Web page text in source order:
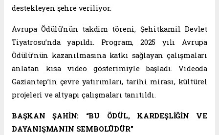
destekleyen şehre veriliyor.
Avrupa Ödülü’nün takdim töreni, Şehitkamil Devlet
Tiyatrosu’nda yapıldı. Program, 2025 yılı Avrupa
Ödülü’nün kazanılmasına katkı sağlayan çalışmaları
anlatan kısa video gösterimiyle başladı. Videoda
Gaziantep’in çevre yatırımları, tarihi mirası, kültürel
projeleri ve altyapı çalışmaları tanıtıldı.
BAŞKAN ŞAHİN: “BU ÖDÜL, KARDEŞLİĞİN VE
DAYANIŞMANIN SEMBOLÜDÜR”